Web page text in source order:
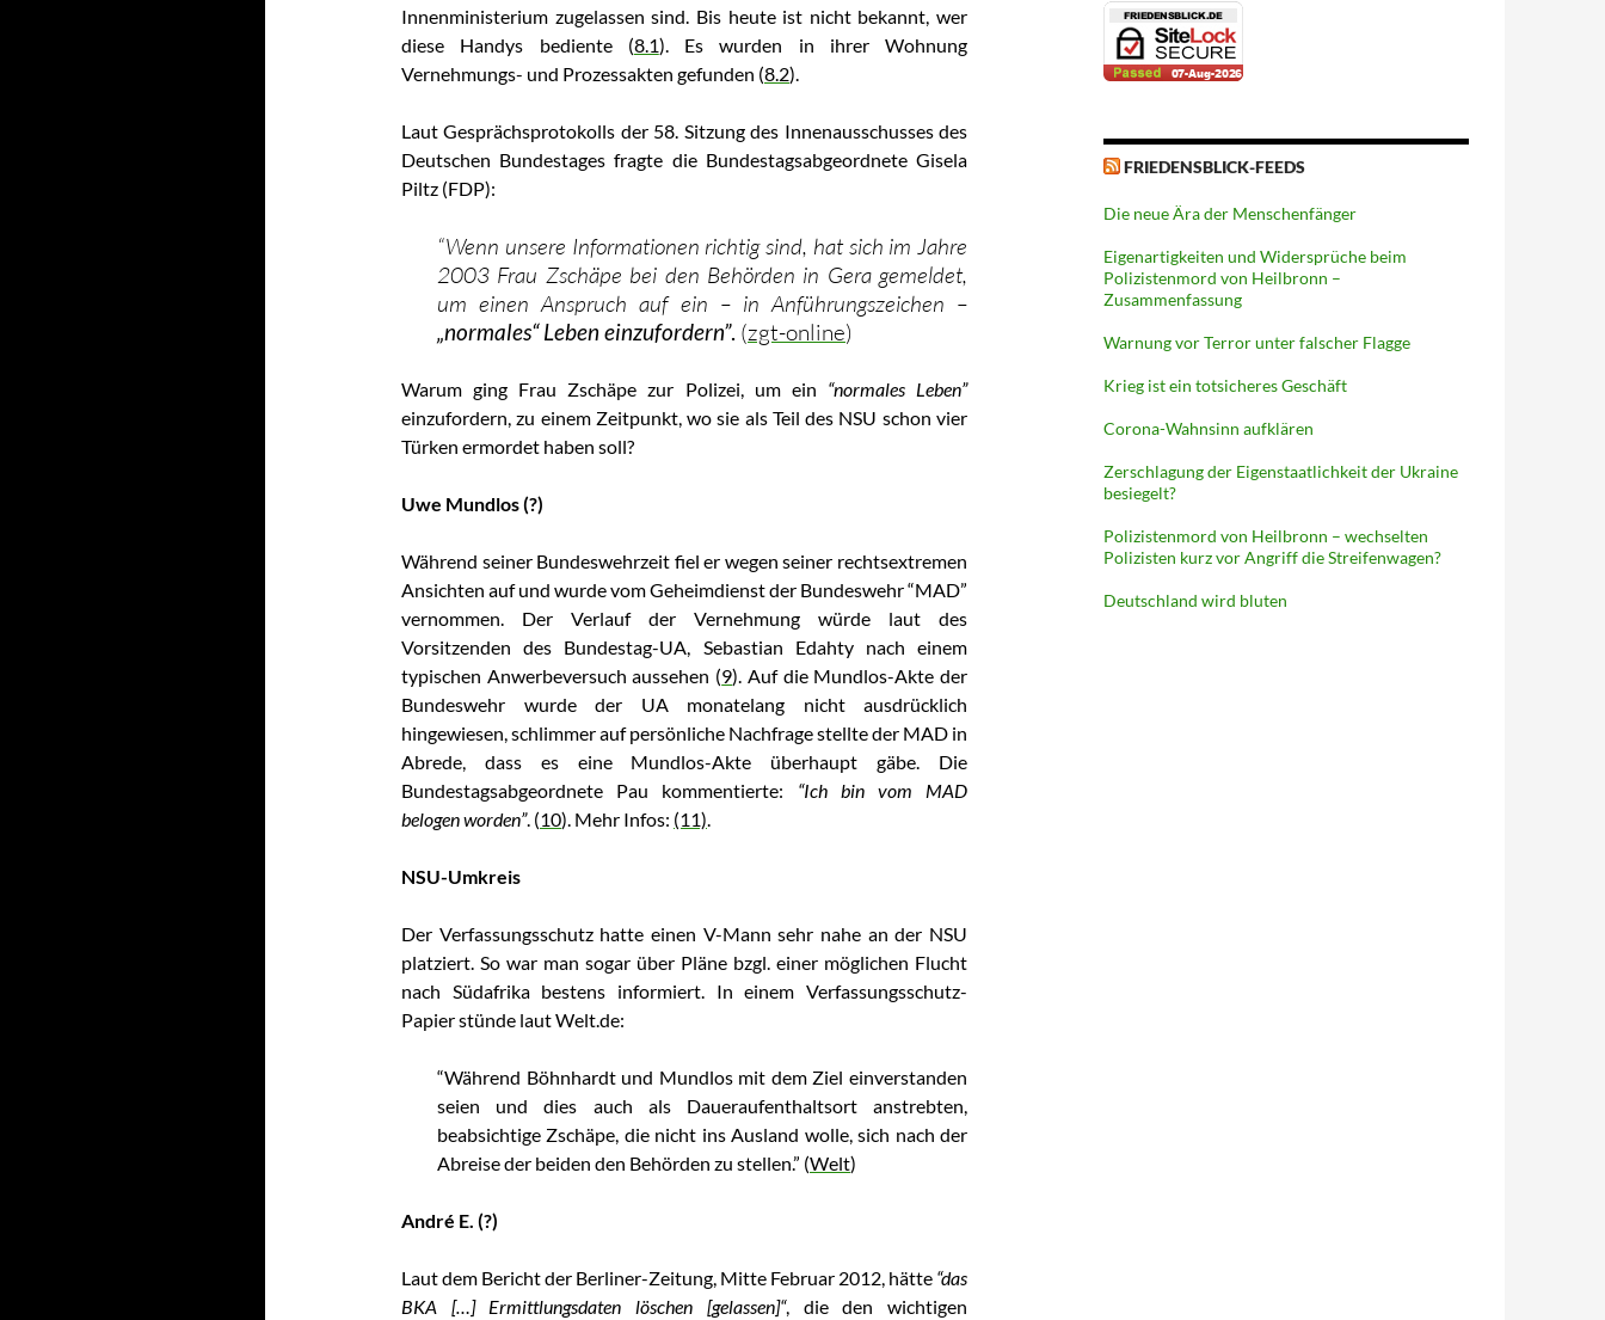
Innenministerium zugelassen sind. Bis heute ist nicht bekannt, wer
diese Handys bediente (8.1). Es wurden in ihrer Wohnung
Vernehmungs- und Prozessakten gefunden (8.2).
Laut Gesprächsprotokolls der 58. Sitzung des Innenausschusses des
Deutschen Bundestages fragte die Bundestagsabgeordnete Gisela
Piltz (FDP):
“Wenn unsere Informationen richtig sind, hat sich im Jahre
2003 Frau Zschäpe bei den Behörden in Gera gemeldet,
um einen Anspruch auf ein – in Anführungszeichen –
„normales“ Leben einzufordern”. (zgt-online)
Warum ging Frau Zschäpe zur Polizei, um ein “normales Leben”
einzufordern, zu einem Zeitpunkt, wo sie als Teil des NSU schon vier
Türken ermordet haben soll?
Uwe Mundlos(?)
Während seiner Bundeswehrzeit fiel er wegen seiner rechtsextremen
Ansichten auf und wurde vom Geheimdienst der Bundeswehr “MAD”
vernommen. Der Verlauf der Vernehmung würde laut des
Vorsitzenden des Bundestag-UA, Sebastian Edahty nach einem
typischen Anwerbeversuch aussehen (9). Auf die Mundlos-Akte der
Bundeswehr wurde der UA monatelang nicht ausdrücklich
hingewiesen, schlimmer auf persönliche Nachfrage stellte der MAD in
Abrede, dass es eine Mundlos-Akte überhaupt gäbe. Die
Bundestagsabgeordnete Pau kommentierte: “Ich bin vom MAD
belogen worden”. (10). Mehr Infos: (11).
NSU-Umkreis
Der Verfassungsschutz hatte einen V-Mann sehr nahe an der NSU
platziert. So war man sogar über Pläne bzgl. einer möglichen Flucht
nach Südafrika bestens informiert. In einem Verfassungsschutz-
Papier stünde laut Welt.de:
“Während Böhnhardt und Mundlos mit dem Ziel einverstanden
seien und dies auch als Daueraufenthaltsort anstrebten,
beabsichtige Zschäpe, die nicht ins Ausland wolle, sich nach der
Abreise der beiden den Behörden zu stellen.” (Welt)
André E. (?)
Laut dem Bericht der Berliner-Zeitung, Mitte Februar 2012, hätte “das
BKA […] Ermittlungsdaten löschen [gelassen]“, die den wichtigen
FRIEDENSBLICK-FEEDS
Die neue Ära der Menschenfänger
Eigenartigkeiten und Widersprüche beim
Polizistenmord von Heilbronn –
Zusammenfassung
Warnung vor Terror unter falscher Flagge
Krieg ist ein totsicheres Geschäft
Corona-Wahnsinn aufklären
Zerschlagung der Eigenstaatlichkeit der Ukraine
besiegelt?
Polizistenmord von Heilbronn – wechselten
Polizisten kurz vor Angriff die Streifenwagen?
Deutschland wird bluten